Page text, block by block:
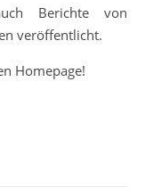
Berichte von
veröffentlicht.
Homepage!